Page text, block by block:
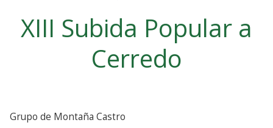
XIII Subida Popular a
Cerredo
Grupo de Montaña Castro